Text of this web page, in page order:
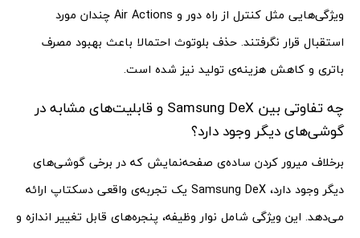
ویژگی‌هایی مثل کنترل از راه دور و Air Actions چندان مورد
استقبال قرار نگرفتند. حذف بلوتوث احتمالا باعث بهبود مصرف
باتری و کاهش هزینه‌ی تولید نیز شده است.
چه تفاوتی بین Samsung DeX و قابلیت‌های مشابه در
گوشی‌های دیگر وجود دارد؟
برخلاف میرور کردن ساده‌ی صفحه‌نمایش که در برخی گوشی‌های
دیگر وجود دارد، Samsung DeX یک تجربه‌ی واقعی دسکتاپ ارائه
می‌دهد. این ویژگی شامل نوار وظیفه، پنجره‌های قابل تغییر اندازه و